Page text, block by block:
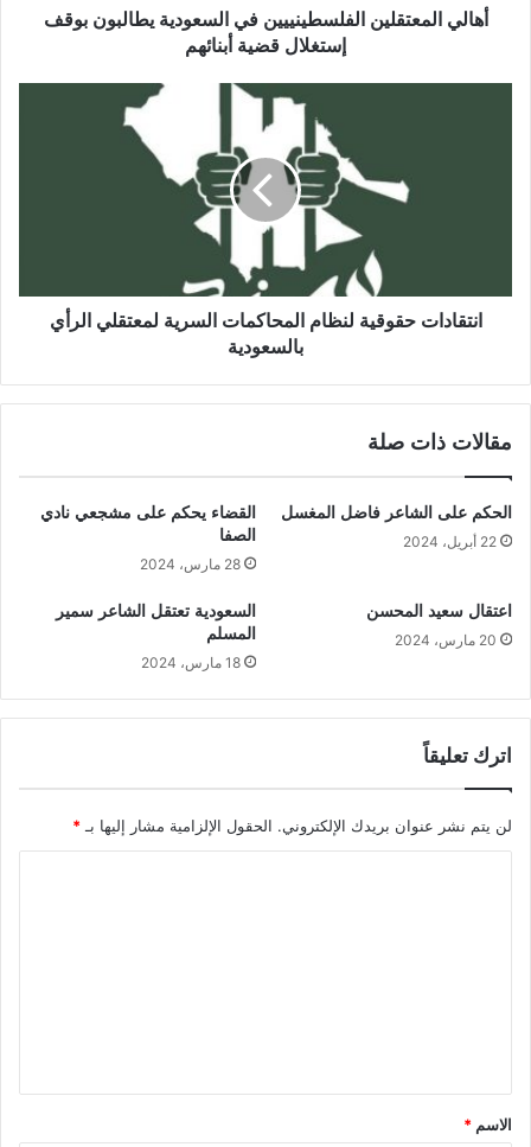
أهالي المعتقلين الفلسطينييين في السعودية يطالبون بوقف
إستغلال قضية أبنائهم
انتقادات حقوقية لنظام المحاكمات السرية لمعتقلي الرأي
بالسعودية
مقالات ذات صلة
الحكم على الشاعر فاضل المغسل
22 أبريل، 2024
القضاء يحكم على مشجعي نادي
الصفا
28 مارس، 2024
اعتقال سعيد المحسن
20 مارس، 2024
السعودية تعتقل الشاعر سمير
المسلم
18 مارس، 2024
اترك تعليقاً
لن يتم نشر عنوان بريدك الإلكتروني. الحقول الإلزامية مشار إليها بـ *
*
الاسم *